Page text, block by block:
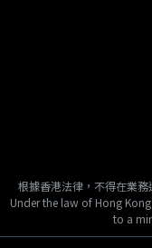
根據香港法律，不得在業
Under the law of Hong
to a